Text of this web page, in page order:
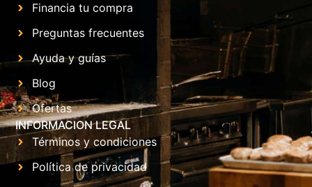
Financia tu compra
Preguntas frecuentes
Ayuda y guías
Blog
Ofertas
INFORMACION LEGAL
Términos y condiciones
Política de privacidad